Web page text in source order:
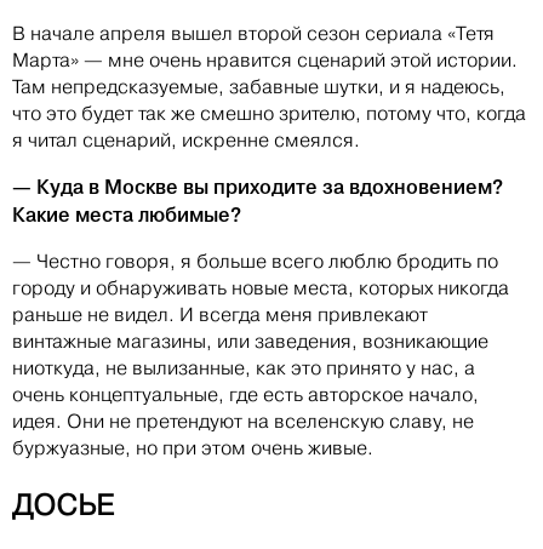
В начале апреля вышел второй сезон сериала «Тетя
Марта» — мне очень нравится сценарий этой истории.
Там непредсказуемые, забавные шутки, и я надеюсь,
что это будет так же смешно зрителю, потому что, когда
я читал сценарий, искренне смеялся.
— Куда в Москве вы приходите за вдохновением?
Какие места любимые?
— Честно говоря, я больше всего люблю бродить по
городу и обнаруживать новые места, которых никогда
раньше не видел. И всегда меня привлекают
винтажные магазины, или заведения, возникающие
ниоткуда, не вылизанные, как это принято у нас, а
очень концептуальные, где есть авторское начало,
идея. Они не претендуют на вселенскую славу, не
буржуазные, но при этом очень живые.
ДОСЬЕ